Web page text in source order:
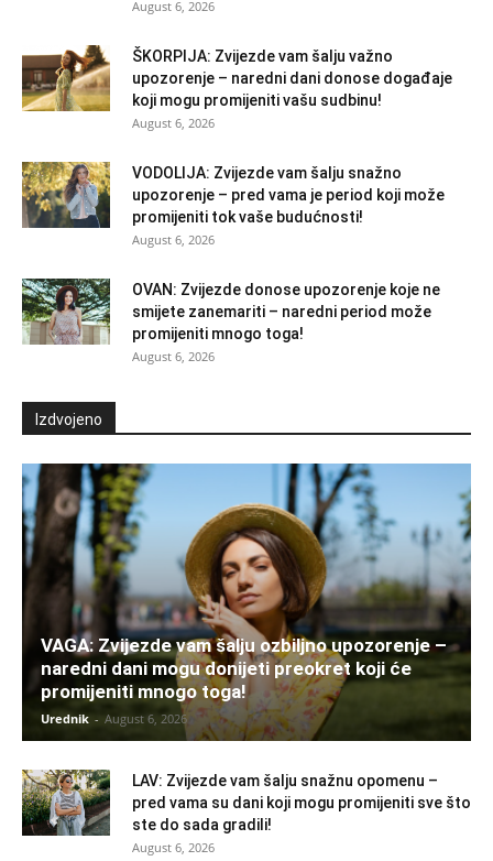
August 6, 2026
ŠKORPIJA: Zvijezde vam šalju važno
upozorenje – naredni dani donose događaje
koji mogu promijeniti vašu sudbinu!
August 6, 2026
VODOLIJA: Zvijezde vam šalju snažno
upozorenje – pred vama je period koji može
promijeniti tok vaše budućnosti!
August 6, 2026
OVAN: Zvijezde donose upozorenje koje ne
smijete zanemariti – naredni period može
promijeniti mnogo toga!
August 6, 2026
Izdvojeno
VAGA: Zvijezde vam šalju ozbiljno upozorenje –
naredni dani mogu donijeti preokret koji će
promijeniti mnogo toga!
Urednik - August 6, 2026
LAV: Zvijezde vam šalju snažnu opomenu –
pred vama su dani koji mogu promijeniti sve što
ste do sada gradili!
August 6, 2026